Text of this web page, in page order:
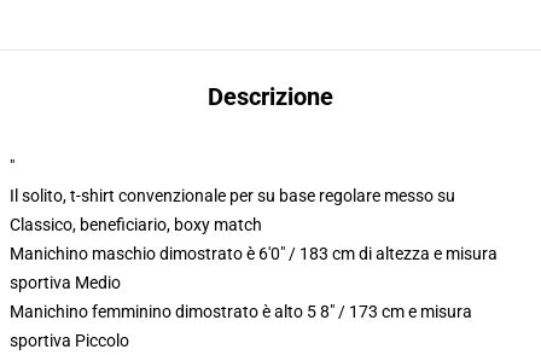
Descrizione
"
Il solito, t-shirt convenzionale per su base regolare messo su
Classico, beneficiario, boxy match
Manichino maschio dimostrato è 6'0" / 183 cm di altezza e misura
sportiva Medio
Manichino femminino dimostrato è alto 5 8" / 173 cm e misura
sportiva Piccolo